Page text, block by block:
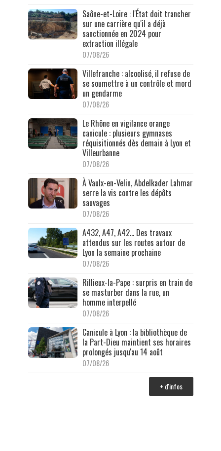
Saône-et-Loire : l'État doit trancher
sur une carrière qu'il a déjà
sanctionnée en 2024 pour
extraction illégale
07/08/26
Villefranche : alcoolisé, il refuse de
se soumettre à un contrôle et mord
un gendarme
07/08/26
Le Rhône en vigilance orange
canicule : plusieurs gymnases
réquisitionnés dès demain à Lyon et
Villeurbanne
07/08/26
À Vaulx-en-Velin, Abdelkader Lahmar
serre la vis contre les dépôts
sauvages
07/08/26
A432, A47, A42… Des travaux
attendus sur les routes autour de
Lyon la semaine prochaine
07/08/26
Rillieux-la-Pape : surpris en train de
se masturber dans la rue, un
homme interpellé
07/08/26
Canicule à Lyon : la bibliothèque de
la Part-Dieu maintient ses horaires
prolongés jusqu'au 14 août
07/08/26
+ d'infos